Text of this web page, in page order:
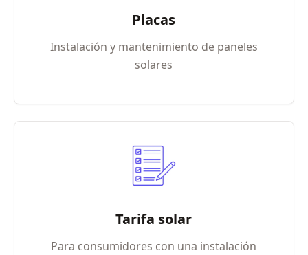
Placas
Instalación y mantenimiento de paneles
solares
Tarifa solar
Para consumidores con una instalación